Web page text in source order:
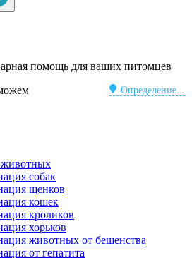
помощь для ваших питомцев
Определение...
собак
щенков
кошек
кроликов
хорьков
животных от бешенства
от гепатита